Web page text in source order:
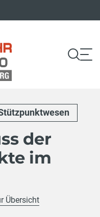
der
im
Übersicht